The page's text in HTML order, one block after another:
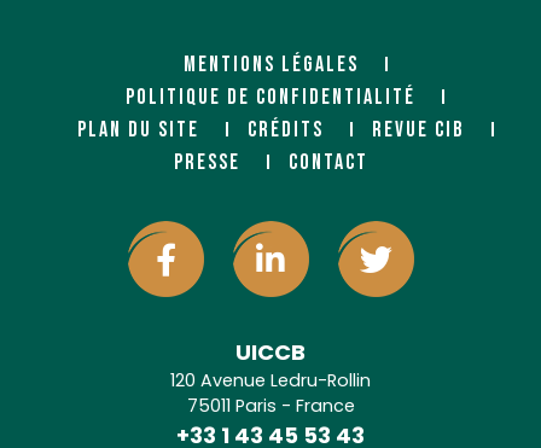
MENTIONS LÉGALES
POLITIQUE DE CONFIDENTIALITÉ
PLAN DU SITE
CRÉDITS
REVUE CIB
PRESSE
CONTACT
UICCB
120 Avenue Ledru-Rollin
75011 Paris - France
+33 1 43 45 53 43